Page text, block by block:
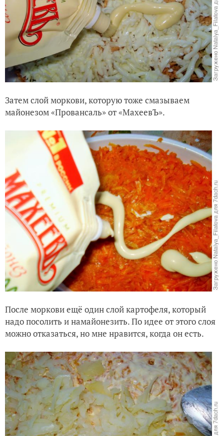
Затем слой моркови, которую тоже смазываем
майонезом «Провансаль» от «МахеевЪ».
После моркови ещё один слой картофеля, который
надо посолить и намайонезить. По идее от этого слоя
можно отказаться, но мне нравится, когда он есть.